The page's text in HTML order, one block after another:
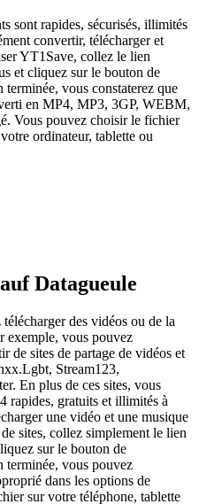
sont rapides, sécurisés, illimités
convertir, télécharger et
YT1Save, collez le lien
et cliquez sur le bouton de
vous constaterez que
en MP4, MP3, 3GP, WEBM,
Vous pouvez choisir le fichier
ordinateur, tablette ou
Datagueule
des vidéos ou de la
exemple, vous pouvez
de sites de partage de vidéos et
Stream123,
En plus de ces sites, vous
rapides, gratuits et illimités à
une vidéo et une musique
sites, collez simplement le lien
sur le bouton de
terminée, vous pouvez
dans les options de
sur votre téléphone, tablette